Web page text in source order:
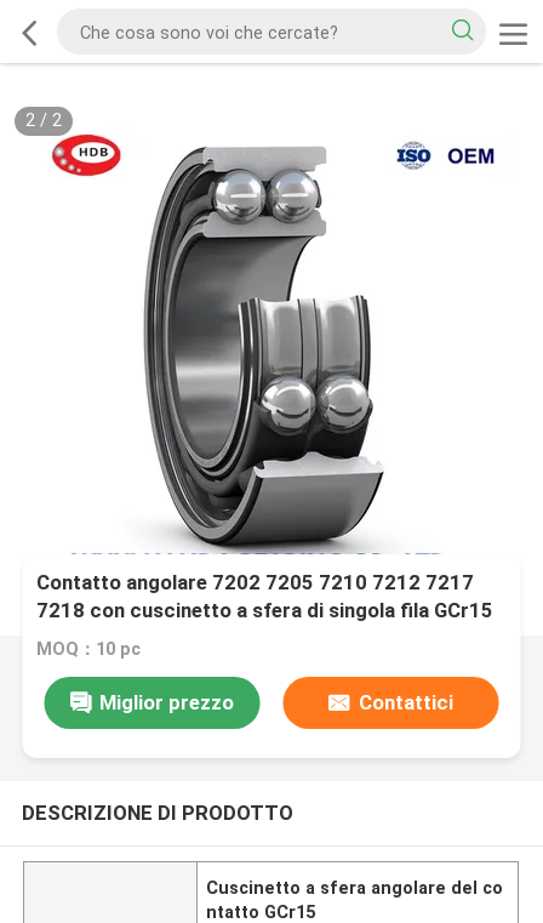
2/ 2
Contatto angolare 7202 7205 7210 7212 7217
7218 con cuscinetto a sfera di singola fila GCr15
MOQ：10 pc
Miglior prezzo Contattici
DESCRIZIONE DI PRODOTTO
Cuscinetto a sfera angolare del co
ntatto GCr15